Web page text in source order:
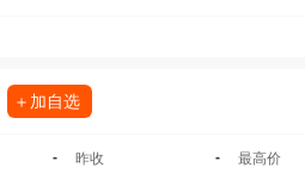
＋加自选
- 昨收 - 最高价